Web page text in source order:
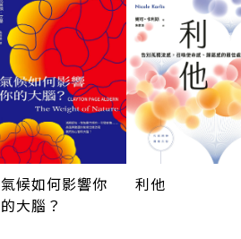
氣候如何影響你
的大腦？
利他